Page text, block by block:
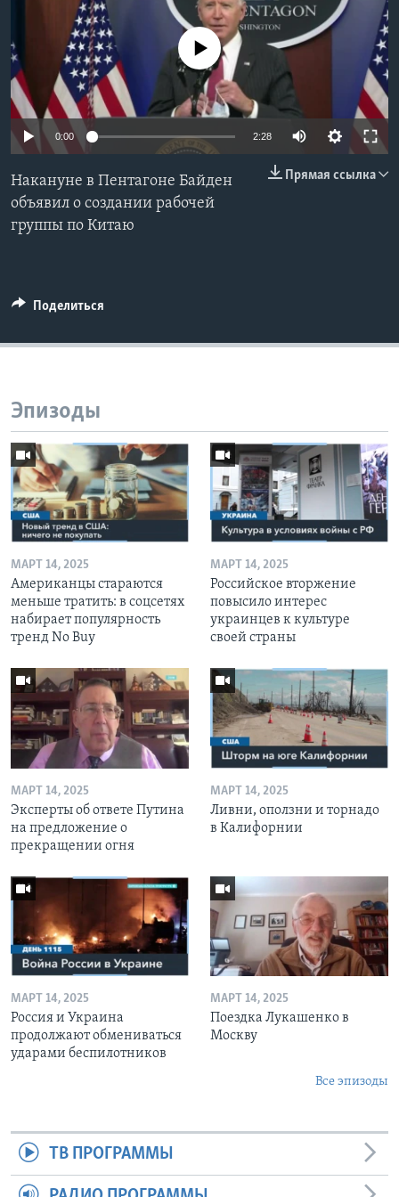
Learning English
СОЦИАЛЬНЫЕ СЕТИ
No media source currently available
0:00 2:28
Прямая ссылка
Накануне в Пентагоне Байден
объявил о создании рабочей
группы по Китаю
Поделиться
Эпизоды
МАРТ 14, 2025
Американцы стараются
меньше тратить: в соцсетях
набирает популярность
тренд No Buy
МАРТ 14, 2025
Российское вторжение
повысило интерес
украинцев к культуре
своей страны
МАРТ 14, 2025
Эксперты об ответе Путина
на предложение о
прекращении огня
МАРТ 14, 2025
Ливни, оползни и торнадо
в Калифорнии
МАРТ 14, 2025
Россия и Украина
продолжают обмениваться
ударами беспилотников
МАРТ 14, 2025
Поездка Лукашенко в
Москву
Все эпизоды
ТВ ПРОГРАММЫ